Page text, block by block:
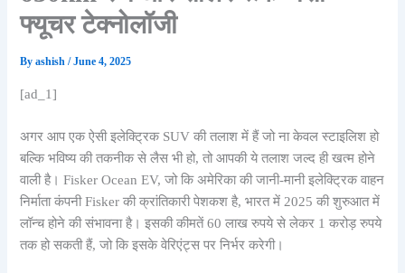
फ्यूचर टेक्नोलॉजी
Byashish/June 4, 2025
[ad_1]
अगर आप एक ऐसी इलेक्ट्रिक SUV की तलाश में हैं जो ना केवल स्टाइलिश हो
बल्कि भविष्य की तकनीक से लैस भी हो, तो आपकी ये तलाश जल्द ही खत्म होने
वाली है। Fisker Ocean EV, जो कि अमेरिका की जानी-मानी इलेक्ट्रिक वाहन
निर्माता कंपनी Fisker की क्रांतिकारी पेशकश है, भारत में 2025 की शुरुआत में
लॉन्च होने की संभावना है। इसकी कीमतें 60 लाख रुपये से लेकर 1 करोड़ रुपये
तक हो सकती हैं, जो कि इसके वेरिएंट्स पर निर्भर करेगी।